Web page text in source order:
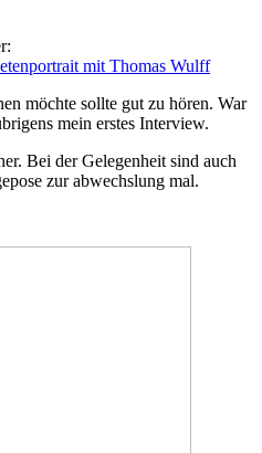
mit Thomas Wulff
möchte sollte gut zu hören. War
mein erstes Interview.
Bei der Gelegenheit sind auch
zur abwechslung mal.